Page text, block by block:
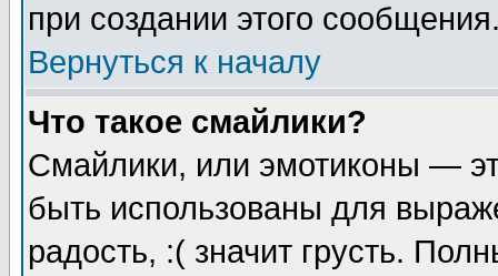
при создании этого
Вернуться к началу
Что такое смайлики?
Смайлики, или эмотиконы —
быть использованы для
радость, :( значит грусть.